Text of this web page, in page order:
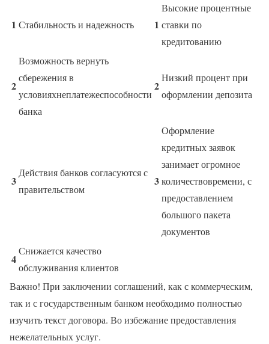
1 Стабильность и надежность 1
Высокие процентные
ставки по
кредитованию
2
Возможность вернуть
сбережения в
условияхнеплатежеспособности
банка
2
Низкий процент при
оформлении депозита
3
Действия банков согласуются с
правительством
3
Оформление
кредитных заявок
занимает огромное
количествовремени, с
предоставлением
большого пакета
документов
4
Снижается качество
обслуживания клиентов
Важно! При заключении соглашений, как с коммерческим,
так и с государственным банком необходимо полностью
изучить текст договора. Во избежание предоставления
нежелательных услуг.